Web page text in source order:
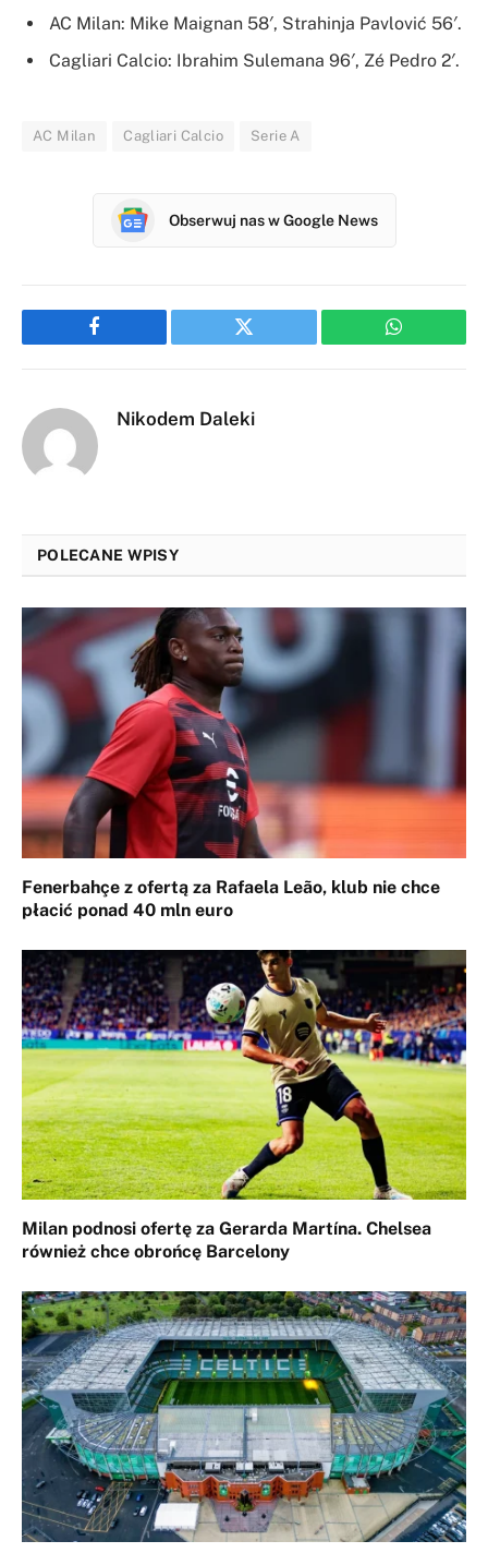
AC Milan: Mike Maignan 58′, Strahinja Pavlović 56′.
Cagliari Calcio: Ibrahim Sulemana 96′, Zé Pedro 2′.
AC Milan Cagliari Calcio Serie A
Obserwuj nas w Google News
Facebook Twitter WhatsApp
Nikodem Daleki
POLECANE WPISY
Fenerbahçe z ofertą za Rafaela Leão, klub nie chce
płacić ponad 40 mln euro
Milan podnosi ofertę za Gerarda Martína. Chelsea
również chce obrońcę Barcelony